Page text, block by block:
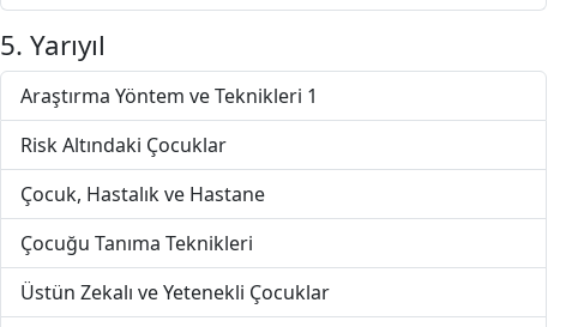
5. Yarıyıl
Araştırma Yöntem ve Teknikleri 1
Risk Altındaki Çocuklar
Çocuk, Hastalık ve Hastane
Çocuğu Tanıma Teknikleri
Üstün Zekalı ve Yetenekli Çocuklar